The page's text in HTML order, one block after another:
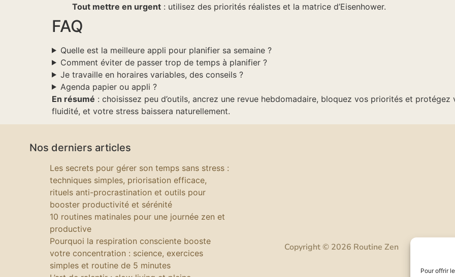
Pour offrir
Tout mettre en urgent : utilisez des priorités réalistes et la matrice d’Eisenhower.
FAQ
Quelle est la meilleure appli pour planifier sa semaine ?
Comment éviter de passer trop de temps à planifier ?
Je travaille en horaires variables, des conseils ?
Agenda papier ou appli ?
En résumé : choisissez peu d’outils, ancrez une revue hebdomadaire, bloquez vos priorités et
fluidité, et votre stress baissera naturellement.
Nos derniers articles
Les secrets pour gérer son temps sans stress :
techniques simples, priorisation efficace,
rituels anti-procrastination et outils pour
booster productivité et sérénité
10 routines matinales pour une journée zen et
productive
Pourquoi la respiration consciente booste
votre concentration : science, exercices
simples et routine de 5 minutes
Copyright © 2026 Routine Zen